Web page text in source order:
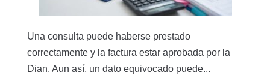
Una consulta puede haberse prestado
correctamente y la factura estar aprobada por la
Dian. Aun así, un dato equivocado puede...